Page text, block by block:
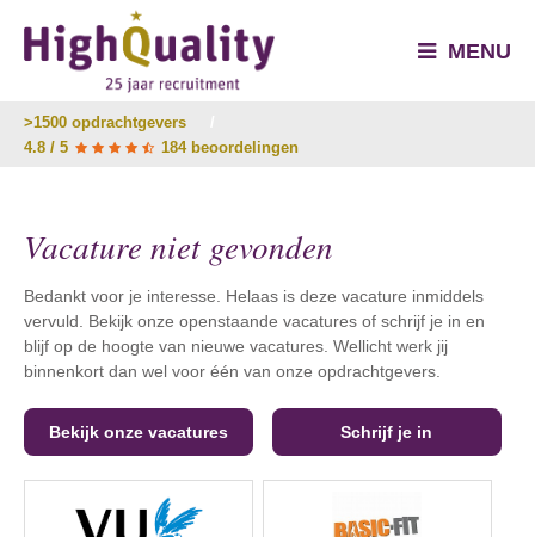
MENU
>1500 opdrachtgevers
4.8 / 5
184 beoordelingen
Vacature niet gevonden
Bedankt voor je interesse. Helaas is deze vacature inmiddels
vervuld. Bekijk onze openstaande vacatures of schrijf je in en
blijf op de hoogte van nieuwe vacatures. Wellicht werk jij
binnenkort dan wel voor één van onze opdrachtgevers.
Bekijk onze vacatures Schrijf je in